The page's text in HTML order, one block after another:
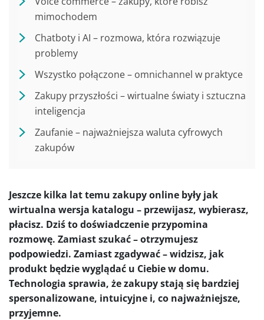
mimochodem
Chatboty i AI – rozmowa, która rozwiązuje
problemy
Wszystko połączone – omnichannel w praktyce
Zakupy przyszłości – wirtualne światy i sztuczna
inteligencja
Zaufanie – najważniejsza waluta cyfrowych
zakupów
Jeszcze kilka lat temu zakupy online były jak
wirtualna wersja katalogu – przewijasz, wybierasz,
płacisz. Dziś to doświadczenie przypomina
rozmowę. Zamiast szukać – otrzymujesz
podpowiedzi. Zamiast zgadywać – widzisz, jak
produkt będzie wyglądać u Ciebie w domu.
Technologia sprawia, że zakupy stają się bardziej
spersonalizowane, intuicyjne i, co najważniejsze,
przyjemne.